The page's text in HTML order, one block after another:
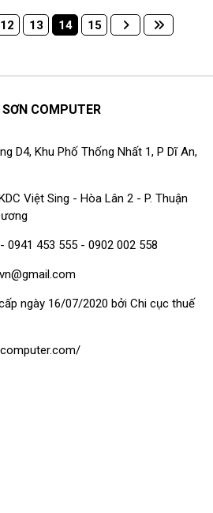
ta hãy cũng tìm hiểu cách thực
hiện trên mỗi trình duyệt nhé.
12 13 14 15
COMPUTER
D4, Khu Phố Thống Nhất 1, P Dĩ An,
Việt Sing - Hòa Lân 2 - P. Thuận
0941 453 555 - 0902 002 558
ngày 16/07/2020 bởi Chi cục thuế